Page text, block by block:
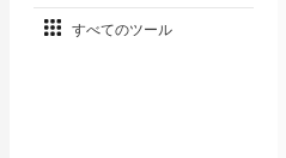
すべてのツール